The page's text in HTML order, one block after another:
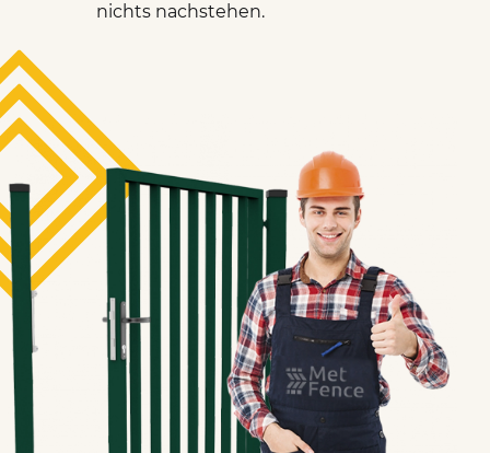
nichts nachstehen.